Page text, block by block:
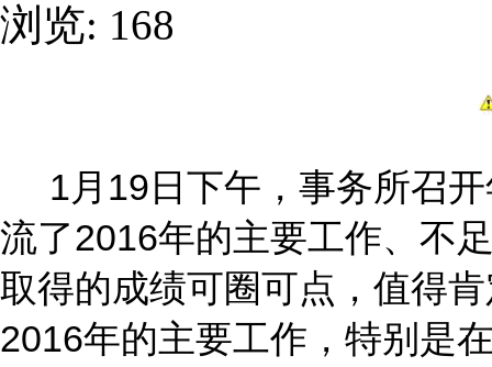
浏览: 168
1月19日下午，事务所召
流了2016年的主要工作、不
取得的成绩可圈可点，值得
2016年的主要工作，特别是